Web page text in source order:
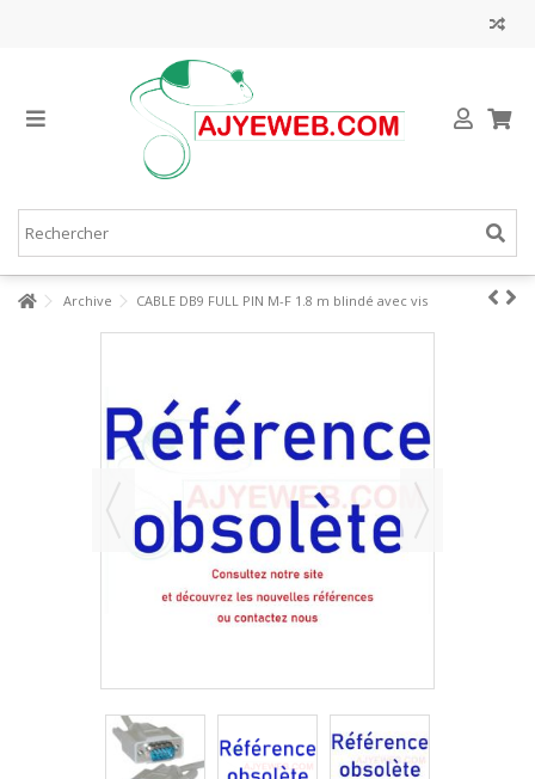
Archive CABLE DB9 FULL PIN M-F 1.8 m blindé avec vis